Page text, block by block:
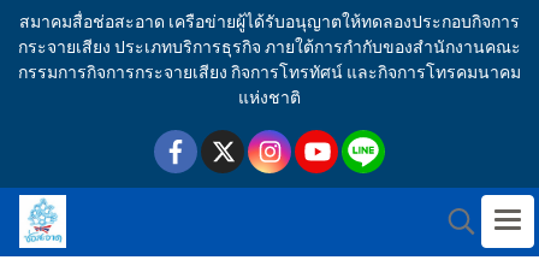
สมาคมสื่อช่อสะอาด เครือข่ายผู้ได้รับอนุญาตให้ทดลองประกอบกิจการ
กระจายเสียง ประเภทบริการธุรกิจ ภายใต้การกำกับของสำนักงานคณะ
กรรมการกิจการกระจายเสียง กิจการโทรทัศน์ และกิจการโทรคมนาคม
แห่งชาติ